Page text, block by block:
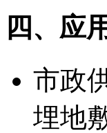
四、应
市政
埋地